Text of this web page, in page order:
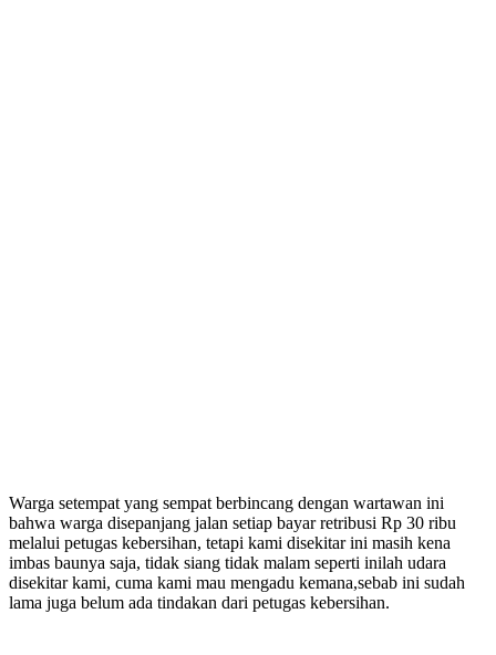
Warga setempat yang sempat berbincang dengan wartawan ini
bahwa warga disepanjang jalan setiap bayar retribusi Rp 30 ribu
melalui petugas kebersihan, tetapi kami disekitar ini masih kena
imbas baunya saja, tidak siang tidak malam seperti inilah udara
disekitar kami, cuma kami mau mengadu kemana,sebab ini sudah
lama juga belum ada tindakan dari petugas kebersihan.